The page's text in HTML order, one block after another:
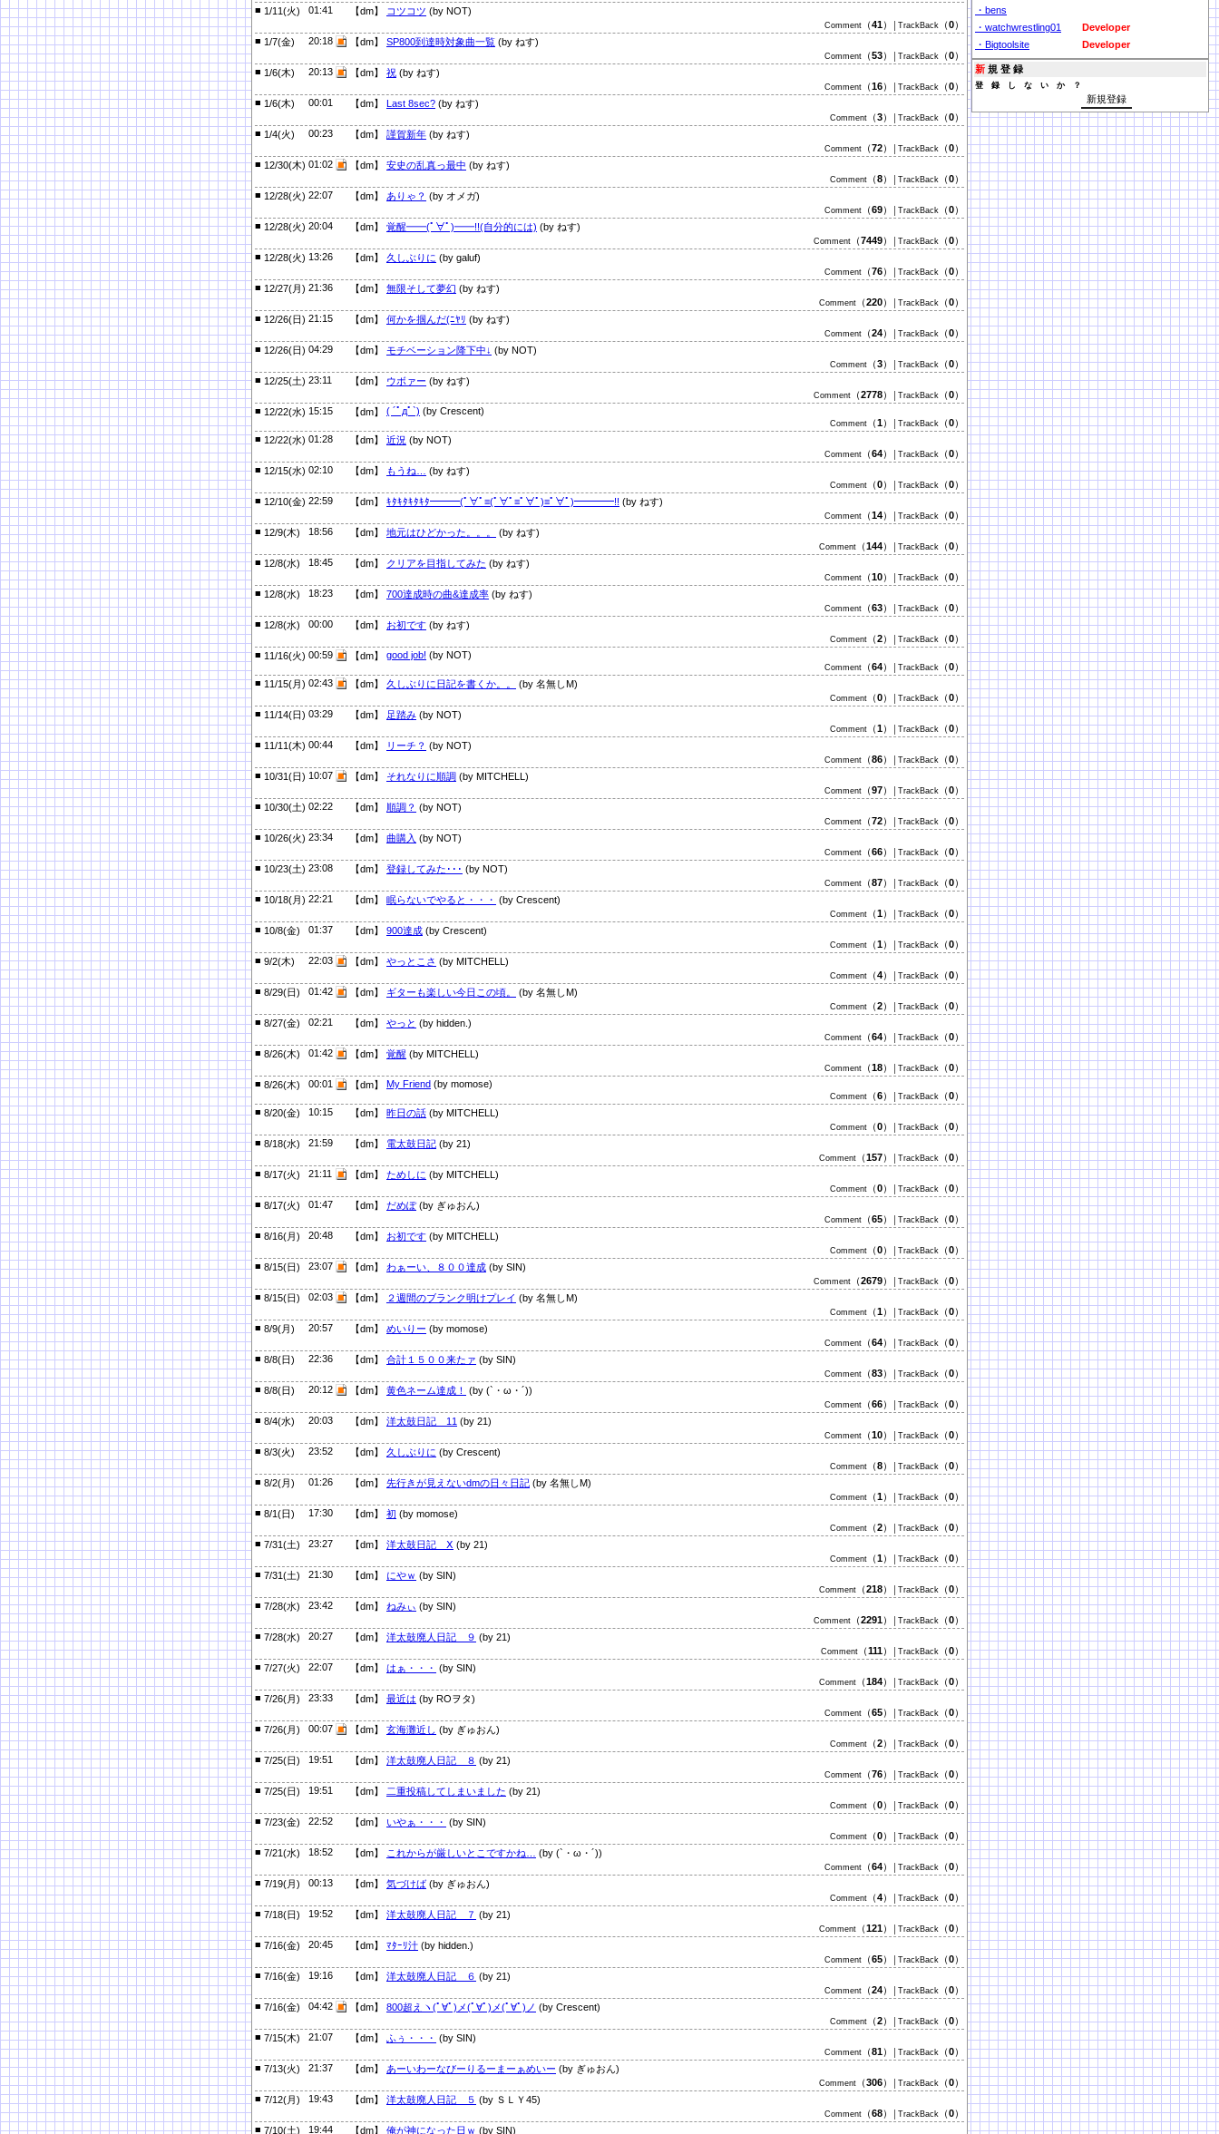
■ 1/11(火) 01:41 【dm】 コツコツ (by NOT)
Comment （41） │TrackBack （0）
■ 1/7(金) 20:18 【dm】 SP800到達時対象曲一覧 (by ねす)
Comment （53） │TrackBack （0）
■ 1/6(木) 20:13 【dm】 祝 (by ねす)
Comment （16） │TrackBack （0）
■ 1/6(木) 00:01 【dm】 Last 8sec? (by ねす)
Comment （3） │TrackBack （0）
■ 1/4(火) 00:23 【dm】 謹賀新年 (by ねす)
Comment （72） │TrackBack （0）
■ 12/30(木) 01:02 【dm】 安史の乱真っ最中 (by ねす)
Comment （8） │TrackBack （0）
■ 12/28(火) 22:07 【dm】 ありゃ？ (by オメガ)
Comment （69） │TrackBack （0）
■ 12/28(火) 20:04 【dm】 覚醒━━(ﾟ∀ﾟ)━━!!(自分的には) (by ねす)
Comment （7449） │TrackBack （0）
■ 12/28(火) 13:26 【dm】 久しぶりに (by galuf)
Comment （76） │TrackBack （0）
■ 12/27(月) 21:36 【dm】 無限そして夢幻 (by ねす)
Comment （220） │TrackBack （0）
■ 12/26(日) 21:15 【dm】 何かを掴んだ(ﾆﾔﾘ (by ねす)
Comment （24） │TrackBack （0）
■ 12/26(日) 04:29 【dm】 モチベーション降下中↓ (by NOT)
Comment （3） │TrackBack （0）
■ 12/25(土) 23:11 【dm】 ウボァー (by ねす)
Comment （2778） │TrackBack （0）
■ 12/22(水) 15:15 【dm】 ( ´ﾟдﾟ`) (by Crescent)
Comment （1） │TrackBack （0）
■ 12/22(水) 01:28 【dm】 近況 (by NOT)
Comment （64） │TrackBack （0）
■ 12/15(水) 02:10 【dm】 もうね… (by ねす)
Comment （0） │TrackBack （0）
■ 12/10(金) 22:59 【dm】 ｷﾀｷﾀｷﾀｷﾀ━━━(ﾟ∀ﾟ≡(ﾟ∀ﾟ≡ﾟ∀ﾟ)≡ﾟ∀ﾟ)━━━━!! (by ねす)
Comment （14） │TrackBack （0）
■ 12/9(木) 18:56 【dm】 地元はひどかった。。。 (by ねす)
Comment （144） │TrackBack （0）
■ 12/8(水) 18:45 【dm】 クリアを目指してみた (by ねす)
Comment （10） │TrackBack （0）
■ 12/8(水) 18:23 【dm】 700達成時の曲&達成率 (by ねす)
Comment （63） │TrackBack （0）
■ 12/8(水) 00:00 【dm】 お初です (by ねす)
Comment （2） │TrackBack （0）
■ 11/16(火) 00:59 【dm】 good job! (by NOT)
Comment （64） │TrackBack （0）
■ 11/15(月) 02:43 【dm】 久しぶりに日記を書くか。。 (by 名無しM)
Comment （0） │TrackBack （0）
■ 11/14(日) 03:29 【dm】 足踏み (by NOT)
Comment （1） │TrackBack （0）
■ 11/11(木) 00:44 【dm】 リーチ？ (by NOT)
Comment （86） │TrackBack （0）
■ 10/31(日) 10:07 【dm】 それなりに順調 (by MITCHELL)
Comment （97） │TrackBack （0）
■ 10/30(土) 02:22 【dm】 順調？ (by NOT)
Comment （72） │TrackBack （0）
■ 10/26(火) 23:34 【dm】 曲購入 (by NOT)
Comment （66） │TrackBack （0）
■ 10/23(土) 23:08 【dm】 登録してみた･･･ (by NOT)
Comment （87） │TrackBack （0）
■ 10/18(月) 22:21 【dm】 眠らないでやると・・・ (by Crescent)
Comment （1） │TrackBack （0）
■ 10/8(金) 01:37 【dm】 900達成 (by Crescent)
Comment （1） │TrackBack （0）
■ 9/2(木) 22:03 【dm】 やっとこさ (by MITCHELL)
Comment （4） │TrackBack （0）
■ 8/29(日) 01:42 【dm】 ギターも楽しい今日この頃。 (by 名無しM)
Comment （2） │TrackBack （0）
■ 8/27(金) 02:21 【dm】 やっと (by hidden.)
Comment （64） │TrackBack （0）
■ 8/26(木) 01:42 【dm】 覚醒 (by MITCHELL)
Comment （18） │TrackBack （0）
■ 8/26(木) 00:01 【dm】 My Friend (by momose)
Comment （6） │TrackBack （0）
■ 8/20(金) 10:15 【dm】 昨日の話 (by MITCHELL)
Comment （0） │TrackBack （0）
■ 8/18(水) 21:59 【dm】 電太鼓日記 (by 21)
Comment （157） │TrackBack （0）
■ 8/17(火) 21:11 【dm】 ためしに (by MITCHELL)
Comment （0） │TrackBack （0）
■ 8/17(火) 01:47 【dm】 だめぽ(by ぎゅおん)
Comment （65） │TrackBack （0）
■ 8/16(月) 20:48 【dm】 お初です (by MITCHELL)
Comment （0） │TrackBack （0）
■ 8/15(日) 23:07 【dm】 わぁーい、８００達成 (by SIN)
Comment （2679） │TrackBack （0）
■ 8/15(日) 02:03 【dm】 ２週間のブランク明けプレイ (by 名無しM)
Comment （1） │TrackBack （0）
■ 8/9(月) 20:57 【dm】 めいりー (by momose)
Comment （64） │TrackBack （0）
■ 8/8(日) 22:36 【dm】 合計１５００来たァ (by SIN)
Comment （83） │TrackBack （0）
■ 8/8(日) 20:12 【dm】 黄色ネーム達成！ (by (`・ω・´))
Comment （66） │TrackBack （0）
■ 8/4(水) 20:03 【dm】 洋太鼓日記 11 (by 21)
Comment （10） │TrackBack （0）
■ 8/3(火) 23:52 【dm】 久しぶりに (by Crescent)
Comment （8） │TrackBack （0）
■ 8/2(月) 01:26 【dm】 先行きが見えないdmの日々日記 (by 名無しM)
Comment （1） │TrackBack （0）
■ 8/1(日) 17:30 【dm】 初 (by momose)
Comment （2） │TrackBack （0）
■ 7/31(土) 23:27 【dm】 洋太鼓日記 Ⅹ (by 21)
Comment （1） │TrackBack （0）
■ 7/31(土) 21:30 【dm】 にやｗ (by SIN)
Comment （218） │TrackBack （0）
■ 7/28(水) 23:42 【dm】 ねみぃ (by SIN)
Comment （2291） │TrackBack （0）
■ 7/28(水) 20:27 【dm】 洋太鼓廃人日記 ９ (by 21)
Comment （111） │TrackBack （0）
■ 7/27(火) 22:07 【dm】 はぁ・・・ (by SIN)
Comment （184） │TrackBack （0）
■ 7/26(月) 23:33 【dm】 最近は (by ROヲタ)
Comment （65） │TrackBack （0）
■ 7/26(月) 00:07 【dm】 玄海灘近し (by ぎゅおん)
Comment （2） │TrackBack （0）
■ 7/25(日) 19:51 【dm】 洋太鼓廃人日記 ８ (by 21)
Comment （76） │TrackBack （0）
■ 7/25(日) 19:51 【dm】 二重投稿してしまいました (by 21)
Comment （0） │TrackBack （0）
■ 7/23(金) 22:52 【dm】 いやぁ・・・ (by SIN)
Comment （0） │TrackBack （0）
■ 7/21(水) 18:52 【dm】 これからが厳しいとこですかね… (by (`・ω・´))
Comment （64） │TrackBack （0）
■ 7/19(月) 00:13 【dm】 気づけば (by ぎゅおん)
Comment （4） │TrackBack （0）
■ 7/18(日) 19:52 【dm】 洋太鼓廃人日記 ７ (by 21)
Comment （121） │TrackBack （0）
■ 7/16(金) 20:45 【dm】 ﾏﾀｰﾘ汁 (by hidden.)
Comment （65） │TrackBack （0）
■ 7/16(金) 19:16 【dm】 洋太鼓廃人日記 ６ (by 21)
Comment （24） │TrackBack （0）
■ 7/16(金) 04:42 【dm】 800超えヽ(ﾟ∀ﾟ)メ(ﾟ∀ﾟ)メ(ﾟ∀ﾟ)ノ (by Crescent)
Comment （2） │TrackBack （0）
■ 7/15(木) 21:07 【dm】 ふぅ・・・ (by SIN)
Comment （81） │TrackBack （0）
■ 7/13(火) 21:37 【dm】 あーいわーなびーりるーまーぁめいー (by ぎゅおん)
Comment （306） │TrackBack （0）
■ 7/12(月) 19:43 【dm】 洋太鼓廃人日記 ５ (by ＳＬＹ45)
Comment （68） │TrackBack （0）
■ 7/10(土) 19:44 【dm】 俺が神になった日ｗ (by SIN)
・bens
・watchwrestling01
Developer
・Bigtoolsite
Developer
新 規 登 録
登 録 し な い か ？